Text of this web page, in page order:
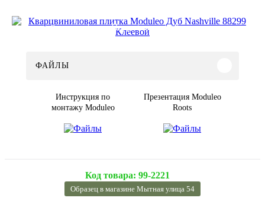
Подробнее
ФАЙЛЫ
Инструкция по
монтажу Moduleo
Презентация Moduleo
Roots
Код товара: 99-2221
Образец в магазине Мытная улица 54